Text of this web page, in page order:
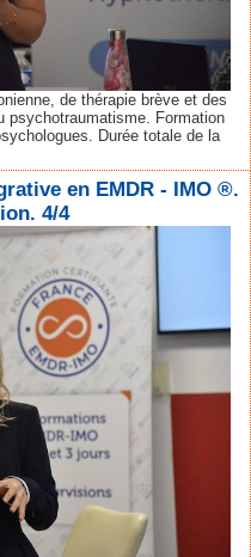
de thérapie brève et des
psychotraumatisme. Formation
Durée totale de la
en EMDR - IMO ®.
4/4